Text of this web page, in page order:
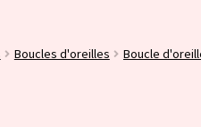
Boucles d'oreilles Boucle